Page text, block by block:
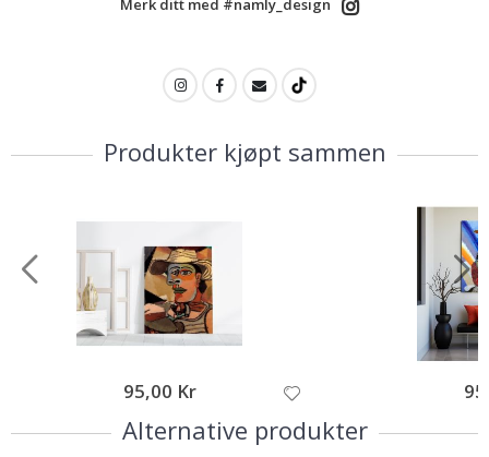
Merk ditt med #namly_design
Produkter kjøpt sammen
95,00 Kr
Alternative produkter